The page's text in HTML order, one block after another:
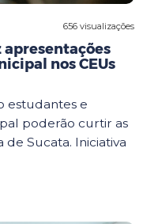
656 visualizações
apresentações
nos CEUs
estudantes e
poderão curtir as
Sucata. Iniciativa